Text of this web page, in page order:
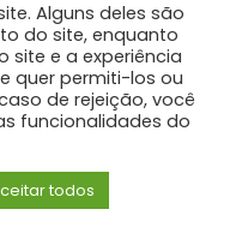
Alguns deles são
do site, enquanto
site e a experiência
quer permiti-los ou
de rejeição, você
funcionalidades do
todos